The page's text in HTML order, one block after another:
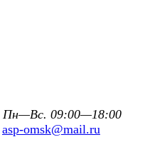
Пн—Вс. 09:00—18:00
asp-omsk@mail.ru